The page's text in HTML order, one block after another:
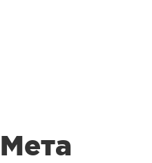
Мета